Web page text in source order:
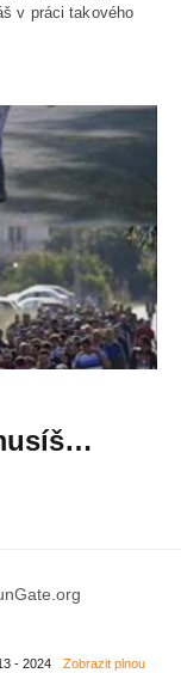
v práci takového
- 2024
Zobrazit plnou